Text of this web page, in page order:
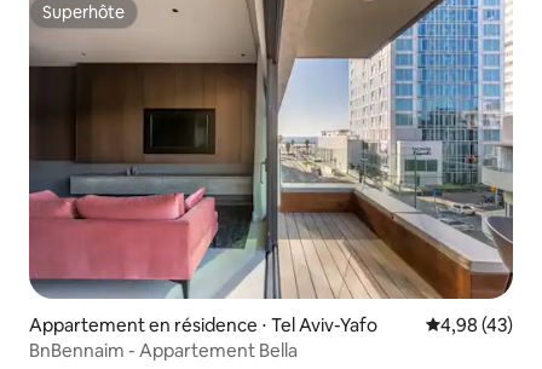
Superhôte
Superhôte
Appartement en résidence ⋅ Tel Aviv-Yafo Évaluation
4,98 (43)
BnBennaim - Appartement Bella